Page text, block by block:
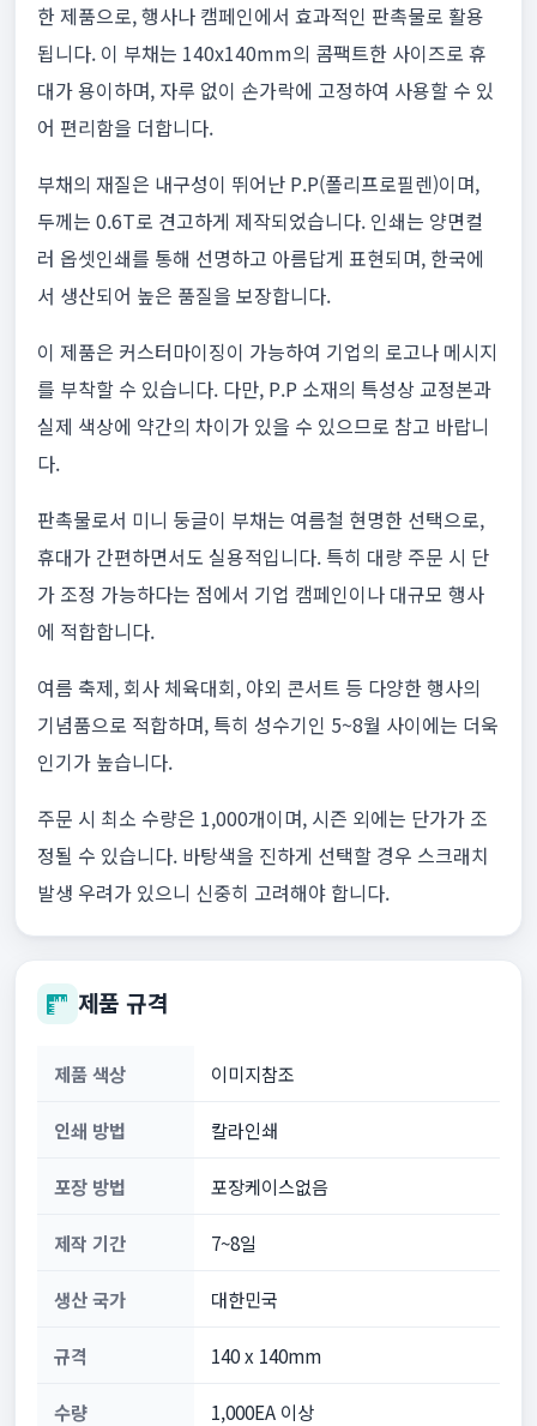
한 제품으로, 행사나 캠페인에서 효과적인 판촉물로 활용
됩니다. 이 부채는 140x140mm의 콤팩트한 사이즈로 휴
대가 용이하며, 자루 없이 손가락에 고정하여 사용할 수 있
어 편리함을 더합니다.
부채의 재질은 내구성이 뛰어난 P.P(폴리프로필렌)이며,
두께는 0.6T로 견고하게 제작되었습니다. 인쇄는 양면컬
러 옵셋인쇄를 통해 선명하고 아름답게 표현되며, 한국에
서 생산되어 높은 품질을 보장합니다.
이 제품은 커스터마이징이 가능하여 기업의 로고나 메시지
를 부착할 수 있습니다. 다만, P.P 소재의 특성상 교정본과
실제 색상에 약간의 차이가 있을 수 있으므로 참고 바랍니
다.
판촉물로서 미니 둥글이 부채는 여름철 현명한 선택으로,
휴대가 간편하면서도 실용적입니다. 특히 대량 주문 시 단
가 조정 가능하다는 점에서 기업 캠페인이나 대규모 행사
에 적합합니다.
여름 축제, 회사 체육대회, 야외 콘서트 등 다양한 행사의
기념품으로 적합하며, 특히 성수기인 5~8월 사이에는 더욱
인기가 높습니다.
주문 시 최소 수량은 1,000개이며, 시즌 외에는 단가가 조
정될 수 있습니다. 바탕색을 진하게 선택할 경우 스크래치
발생 우려가 있으니 신중히 고려해야 합니다.
제품 규격
제품 색상 이미지참조
인쇄 방법 칼라인쇄
포장 방법 포장케이스없음
제작 기간 7~8일
생산 국가 대한민국
규격 140 x 140mm
수량 1,000EA 이상